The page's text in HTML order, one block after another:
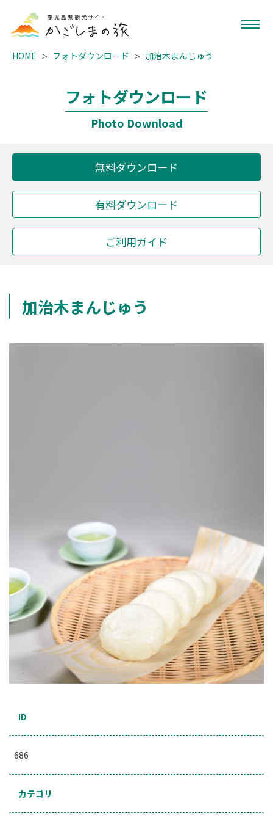
HOME フォトダウンロード 加治木まんじゅう
フォトダウンロード
Photo Download
無料ダウンロード
有料ダウンロード
ご利用ガイド
加治木まんじゅう
ID
686
カテゴリ